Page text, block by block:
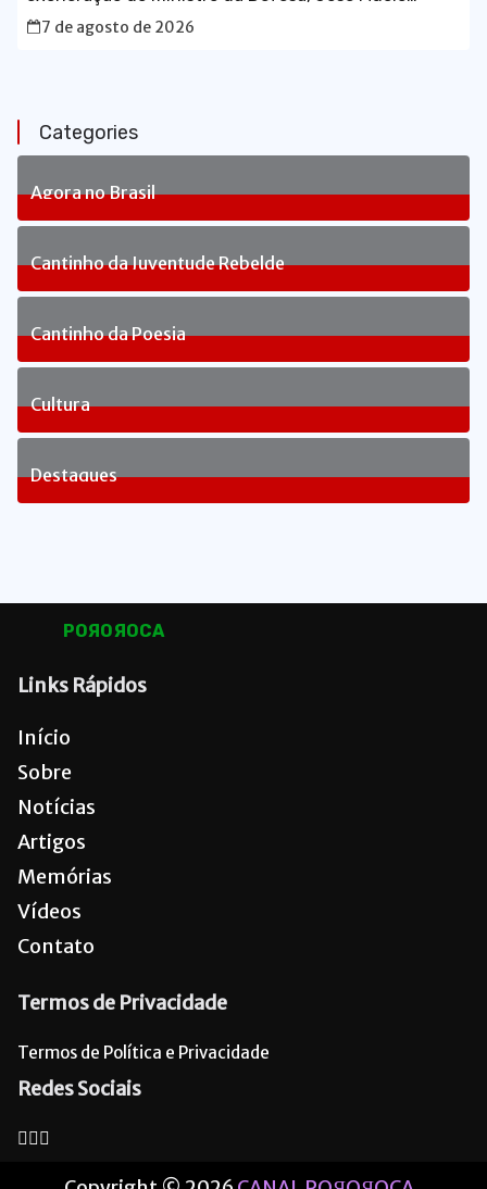
Monteiro.
7 de agosto de 2026
Categories
Agora no Brasil
238Posts
Cantinho da Juventude Rebelde
3Posts
Cantinho da Poesia
1Posts
Cultura
82Posts
Destaques
POЯOЯOCA
Links Rápidos
Início
Sobre
Notícias
Artigos
Memórias
Vídeos
Contato
Termos de Privacidade
Termos de Política e Privacidade
Redes Sociais